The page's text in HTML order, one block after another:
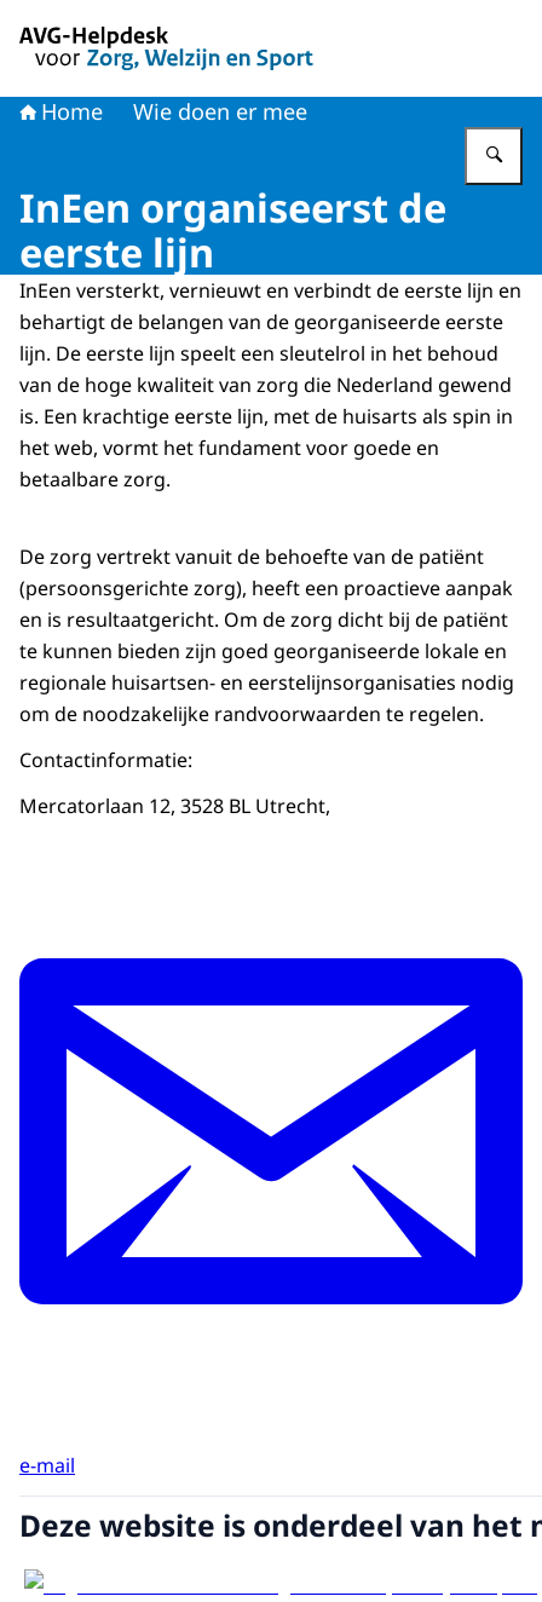
Home Wie doen er mee
InEen organiseerst de
eerste lijn
InEen versterkt, vernieuwt en verbindt de eerste lijn en
behartigt de belangen van de georganiseerde eerste
lijn. De eerste lijn speelt een sleutelrol in het behoud
van de hoge kwaliteit van zorg die Nederland gewend
is. Een krachtige eerste lijn, met de huisarts als spin in
het web, vormt het fundament voor goede en
betaalbare zorg.
De zorg vertrekt vanuit de behoefte van de patiënt
(persoonsgerichte zorg), heeft een proactieve aanpak
en is resultaatgericht. Om de zorg dicht bij de patiënt
te kunnen bieden zijn goed georganiseerde lokale en
regionale huisartsen- en eerstelijnsorganisaties nodig
om de noodzakelijke randvoorwaarden te regelen.
Contactinformatie:
Mercatorlaan 12, 3528 BL Utrecht,
e-mail
Deze website is onderdeel van